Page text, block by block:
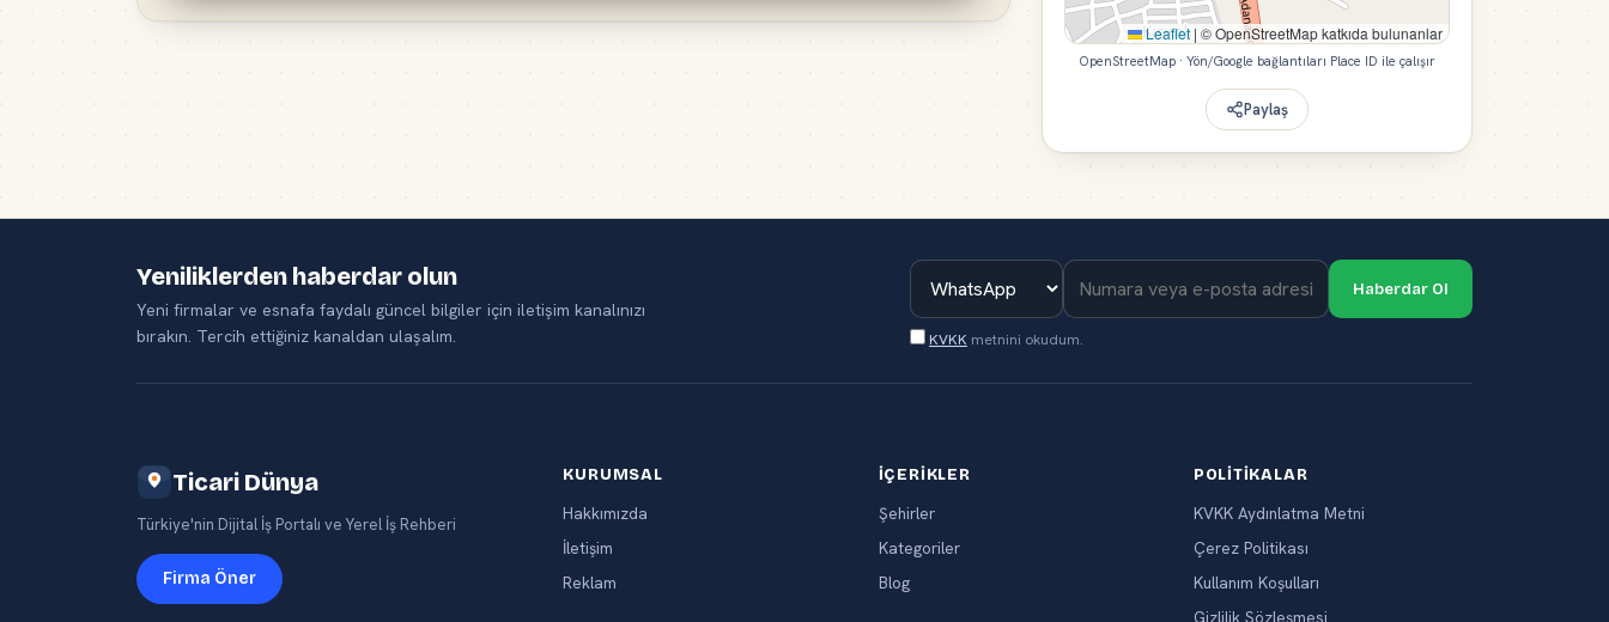
Leaflet | © OpenStreetMap katkıda bulunanlar
OpenStreetMap · Yön/Google bağlantıları Place ID ile çalışır
Paylaş
Yeniliklerden haberdar olun
Yeni firmalar ve esnafa faydalı güncel bilgiler için iletişim kanalınızı
bırakın. Tercih ettiğiniz kanaldan ulaşalım.
Haberdar Ol
KVKK metnini okudum.
Ticari Dünya
Türkiye'nin Dijital İş Portalı ve Yerel İş Rehberi
Firma Öner
KURUMSAL
Hakkımızda
İletişim
Reklam
İÇERIKLER
Şehirler
Kategoriler
Blog
POLITIKALAR
KVKK Aydınlatma Metni
Çerez Politikası
Kullanım Koşulları
Gizlilik Sözleşmesi